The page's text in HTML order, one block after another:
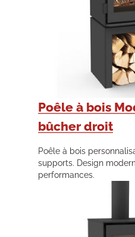
Poêle à bois
bûcher droit
Poêle à bois
supports. Design
performances.